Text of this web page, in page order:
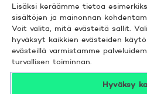
Hyödyllistä tietää
© 2026 POP Pankki,
ESPOO
Lisäksi keräämme tietoa
sisältöjen ja mainonnan
Voit valita, mitä evästeitä sallit.
hyväksyt kaikkien evästeiden
evästeillä varmistamme
turvallisen toiminnan.
Hyväksy